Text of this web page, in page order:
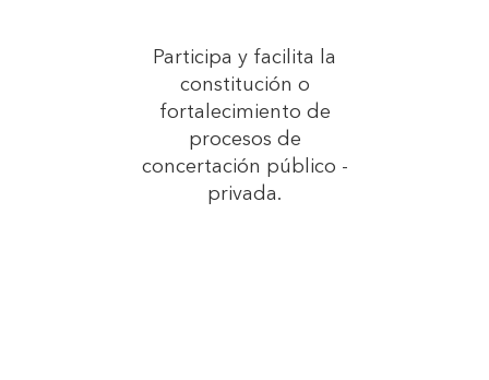
Participa y facilita la
constitución o
fortalecimiento de
procesos de
concertación público -
privada.